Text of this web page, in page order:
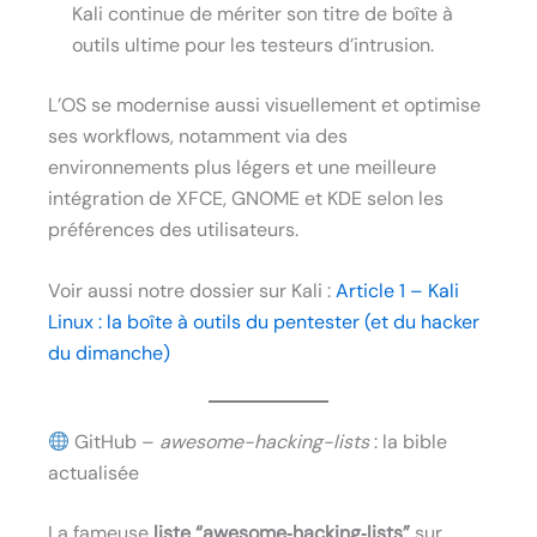
Kali continue de mériter son titre de boîte à
outils ultime pour les testeurs d’intrusion.
L’OS se modernise aussi visuellement et optimise
ses workflows, notamment via des
environnements plus légers et une meilleure
intégration de XFCE, GNOME et KDE selon les
préférences des utilisateurs.
Voir aussi notre dossier sur Kali :Article 1 – Kali
Linux : la boîte à outils du pentester (et du hacker
du dimanche)
GitHub – awesome-hacking-lists: la bible
actualisée